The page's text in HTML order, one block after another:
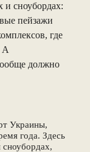
и сноубордах:
пейзажи
где
А
должно
Украины,
года. Здесь
сноубордах,